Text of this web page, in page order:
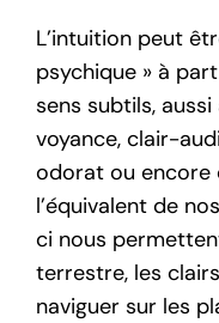
L’intuition peut
psychique » à
sens subtils,
voyance, clair-
odorat ou encore
l’équivalent de
ci nous
terrestre, les
naviguer sur les